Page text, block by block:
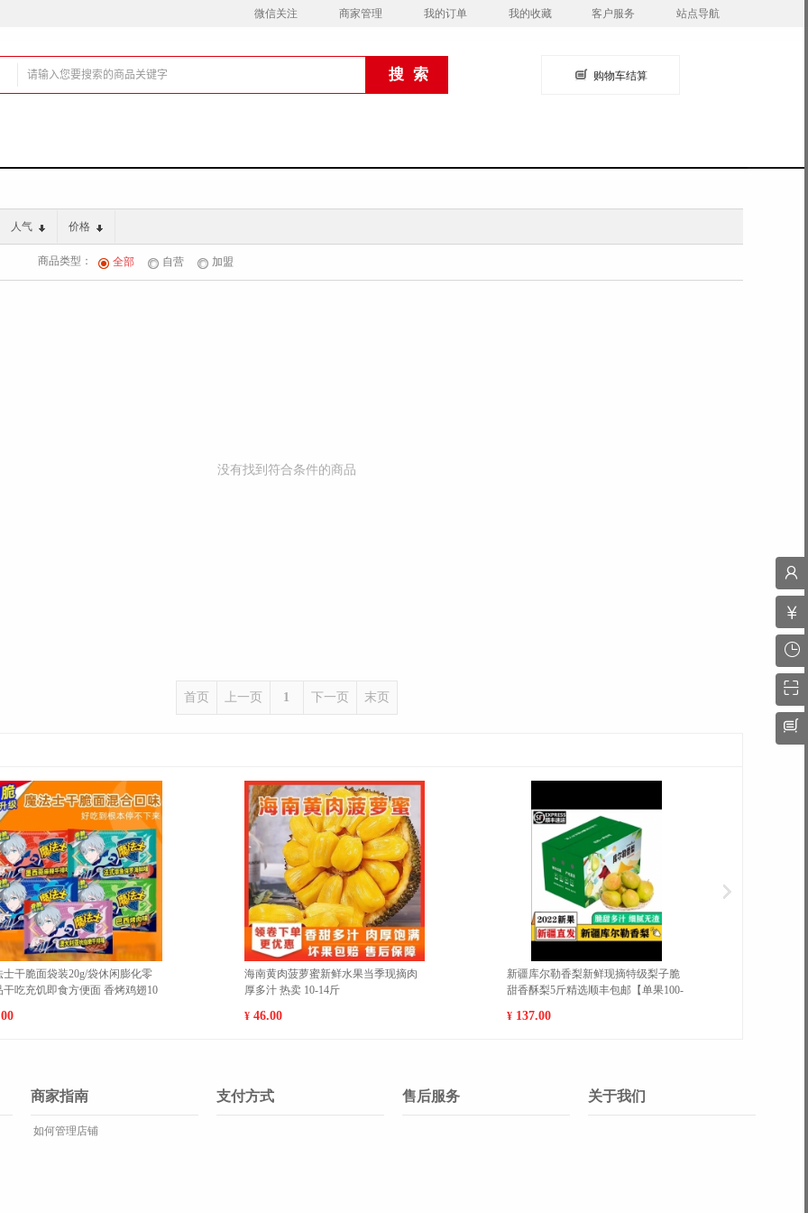
微信关注 商家管理 我的订单 我的收藏 客户服务 站点导航
购物车结算
人气 价格
商品类型： 全部 自营 加盟
没有找到符合条件的商品
首页 上一页 1 下一页 末页
福建平和红心柚蜜柚当季水果新鲜红
肉柚包邮 小果（15-20cm） 5斤
【邻药堂】医用人体红外线耳温仪高
精准度充电家庭必备婴儿儿童可用额
香蕉脆片水果干芭蕉干香脆可口休闲
零食学生零食
商家指南
如何管理店铺
支付方式 售后服务 关于我们